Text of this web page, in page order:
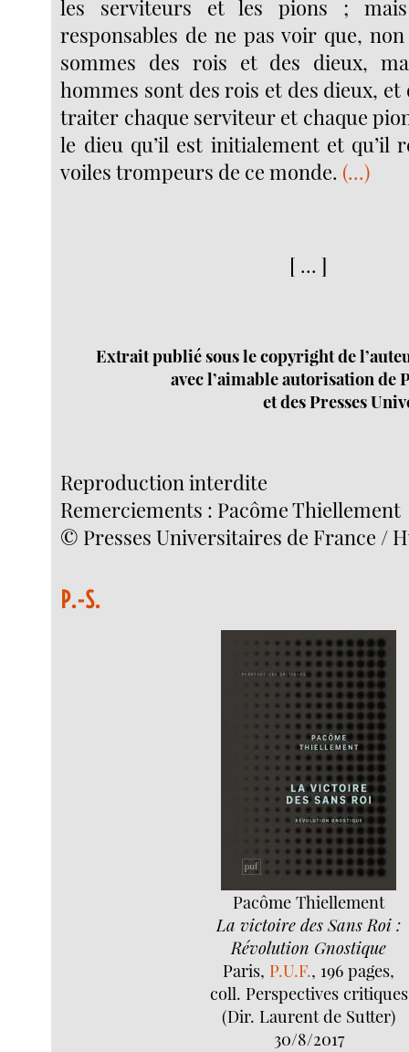
les serviteurs et les pions ;
responsables de ne pas voir que,
sommes des rois et des dieux,
hommes sont des rois et des dieux, et
traiter chaque serviteur et chaque
le dieu qu’il est initialement et qu’il
voiles trompeurs de ce monde. (...)
[ ... ]
Extrait publié sous le copyright de
avec l’aimable autorisation de
et des Presses
Reproduction interdite
Remerciements : Pacôme Thiellement
© Presses Universitaires de France /
P.-S.
Pacôme Thiellement
La victoire des Sans Roi :
Révolution Gnostique
Paris, P.U.F., 196 pages,
coll. Perspectives critiques
(Dir. Laurent de Sutter)
30/8/2017